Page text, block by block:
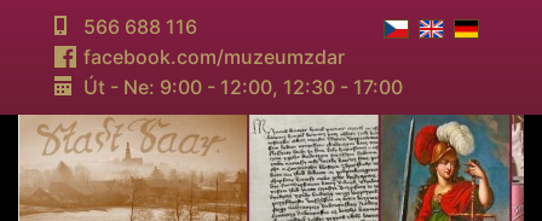
566 688 116
facebook.com/muzeumzdar
Út - Ne: 9:00 - 12:00, 12:30 - 17:00